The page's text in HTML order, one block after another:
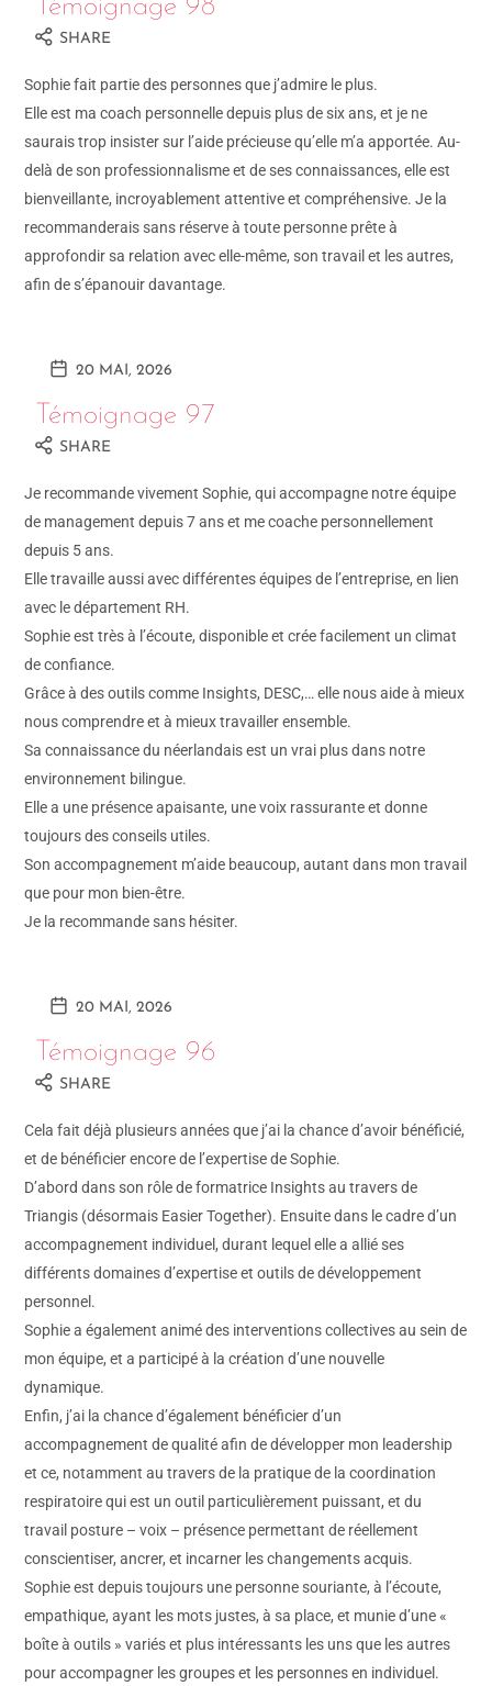
Témoignage 98
SHARE
Sophie fait partie des personnes que j’admire le plus.
Elle est ma coach personnelle depuis plus de six ans, et je ne
saurais trop insister sur l’aide précieuse qu’elle m’a apportée. Au-
delà de son professionnalisme et de ses connaissances, elle est
bienveillante, incroyablement attentive et compréhensive. Je la
recommanderais sans réserve à toute personne prête à
approfondir sa relation avec elle-même, son travail et les autres,
afin de s’épanouir davantage.
20 MAI, 2026
Témoignage 97
SHARE
Je recommande vivement Sophie, qui accompagne notre équipe
de management depuis 7 ans et me coache personnellement
depuis 5 ans.
Elle travaille aussi avec différentes équipes de l’entreprise, en lien
avec le département RH.
Sophie est très à l’écoute, disponible et crée facilement un climat
de confiance.
Grâce à des outils comme Insights, DESC,… elle nous aide à mieux
nous comprendre et à mieux travailler ensemble.
Sa connaissance du néerlandais est un vrai plus dans notre
environnement bilingue.
Elle a une présence apaisante, une voix rassurante et donne
toujours des conseils utiles.
Son accompagnement m’aide beaucoup, autant dans mon travail
que pour mon bien-être.
Je la recommande sans hésiter.
20 MAI, 2026
Témoignage 96
SHARE
Cela fait déjà plusieurs années que j’ai la chance d’avoir bénéficié,
et de bénéficier encore de l’expertise de Sophie.
D’abord dans son rôle de formatrice Insights au travers de
Triangis (désormais Easier Together). Ensuite dans le cadre d’un
accompagnement individuel, durant lequel elle a allié ses
différents domaines d’expertise et outils de développement
personnel.
Sophie a également animé des interventions collectives au sein de
mon équipe, et a participé à la création d’une nouvelle
dynamique.
Enfin, j’ai la chance d’également bénéficier d’un
accompagnement de qualité afin de développer mon leadership
et ce, notamment au travers de la pratique de la coordination
respiratoire qui est un outil particulièrement puissant, et du
travail posture – voix – présence permettant de réellement
conscientiser, ancrer, et incarner les changements acquis.
Sophie est depuis toujours une personne souriante, à l’écoute,
empathique, ayant les mots justes, à sa place, et munie d’une «
boîte à outils » variés et plus intéressants les uns que les autres
pour accompagner les groupes et les personnes en individuel.